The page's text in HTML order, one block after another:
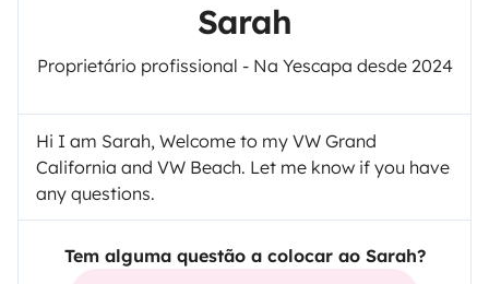
Sarah
Proprietário profissional - Na Yescapa desde 2024
Hi I am Sarah, Welcome to my VW Grand
California and VW Beach. Let me know if you have
any questions.
Tem alguma questão a colocar ao Sarah?